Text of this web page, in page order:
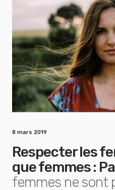
8 mars 2019
Respecter les
que femmes :
femmes ne sont